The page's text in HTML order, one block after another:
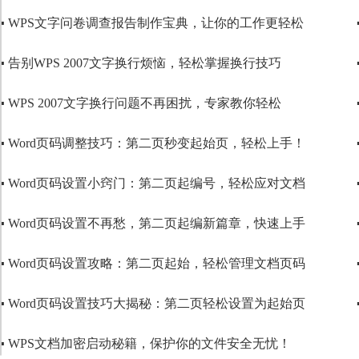
▪ WPS文字问卷调查报告制作宝典，让你的工作更轻松
▪ 告别WPS 2007文字换行烦恼，轻松掌握换行技巧
▪ WPS 2007文字换行问题不再困扰，专家教你轻松
▪ Word页码调整技巧：第二页秒变起始页，轻松上手！
▪ Word页码设置小窍门：第二页起编号，轻松应对文档
▪ Word页码设置不再愁，第二页起编新篇章，快速上手
▪ Word页码设置攻略：第二页起始，轻松管理文档页码
▪ Word页码设置技巧大揭秘：第二页轻松设置为起始页
▪ WPS文档加密启动秘籍，保护你的文件安全无忧！